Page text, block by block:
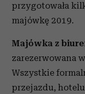
przygotowała
majówkę 2019.
Majówka z
zarezerwowana
Wszystkie
przejazdu,